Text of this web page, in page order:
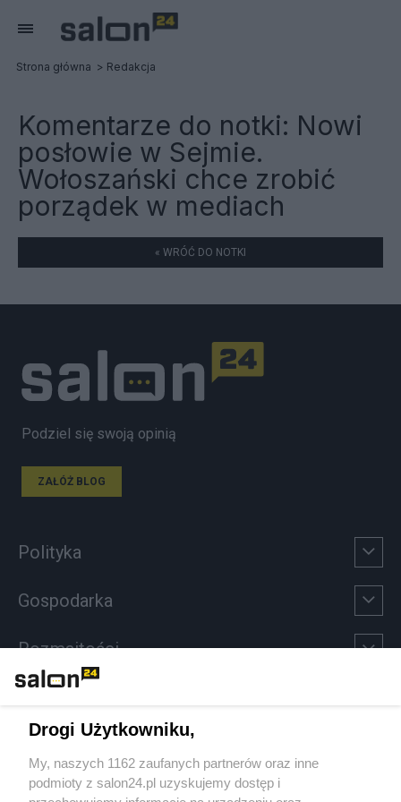
Strona główna Redakcja
Komentarze do notki: Nowi
posłowie w Sejmie.
Wołoszański chce zrobić
porządek w mediach
« WRÓĆ DO NOTKI
Podziel się swoją opinią
ZAŁÓŻ BLOG
Polityka
Gospodarka
Rozmaitości
Sport
Społeczeństwo
Drogi Użytkowniku,
My, naszych 1162 zaufanych partnerów oraz inne
podmioty z salon24.pl uzyskujemy dostęp i